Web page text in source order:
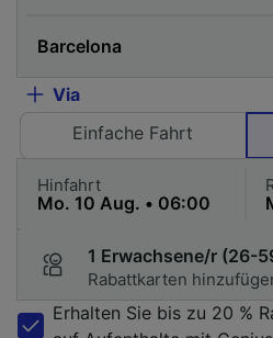
Via
Einfache Fahrt
Hinfahrt
1 Erwachsene/r (26-
Rabattkarten
Erhalten Sie bis zu 20 %